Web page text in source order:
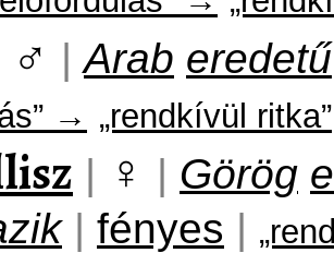
♂ | Arab eredetű
→ „rendkívül ritka”
| ♀ | Görög
| fényes |